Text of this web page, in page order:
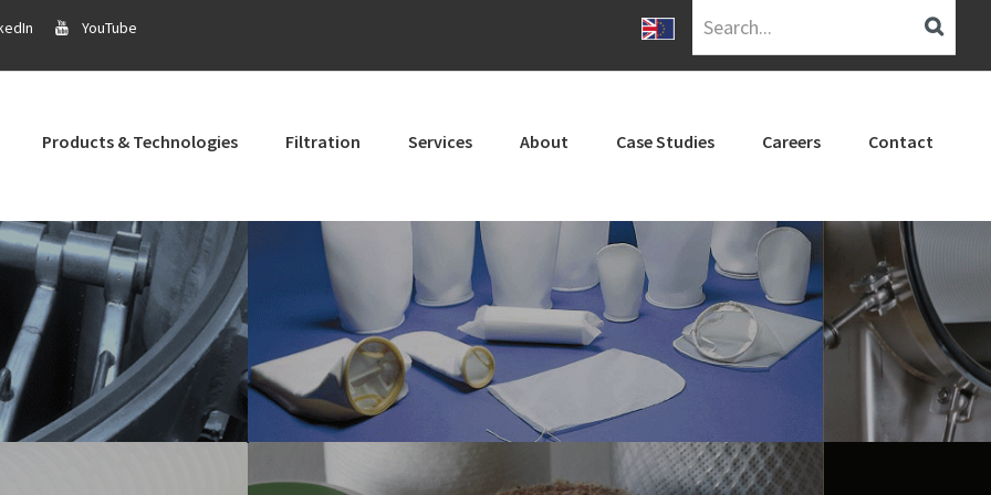
YouTube
Products & Technologies Filtration Services About Case Studies Careers Contact